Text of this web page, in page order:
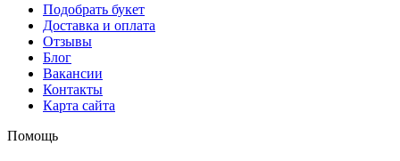
Подобрать букет
Доставка и оплата
Отзывы
Блог
Вакансии
Контакты
Карта сайта
Помощь